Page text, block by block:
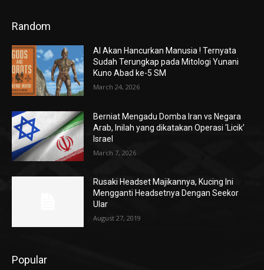
Random
AI Akan Hancurkan Manusia ! Ternyata
Sudah Terungkap pada Mitologi Yunani
Kuno Abad ke-5 SM
March 24, 2026
Berniat Mengadu Domba Iran vs Negara
Arab, Inilah yang dikatakan Operasi ‘Licik’
Israel
March 7, 2026
Rusaki Headset Majikannya, Kucing Ini
Mengganti Headsetnya Dengan Seekor
Ular
August 27, 2019
Popular